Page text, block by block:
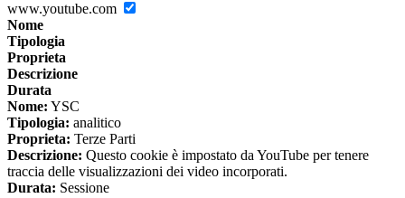
www.youtube.com
Nome
Tipologia
Proprieta
Descrizione
Durata
Nome: YSC
Tipologia: analitico
Proprieta: Terze Parti
Descrizione: Questo cookie è impostato da YouTube per tenere
traccia delle visualizzazioni dei video incorporati.
Durata: Sessione